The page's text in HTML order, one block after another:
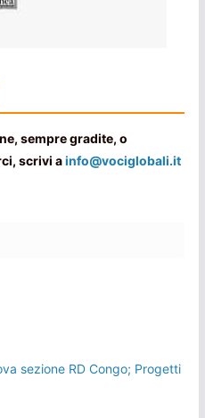
sempre gradite, o
scrivi ainfo@vociglobali.it
sezione RD Congo; Progetti